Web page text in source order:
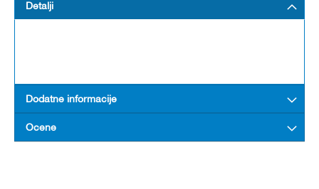
Detalji
Dodatne informacije
Ocene